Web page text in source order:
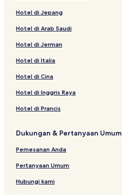
Hotel di Jepang
Hotel di Arab Saudi
Hotel di Jerman
Hotel di Italia
Hotel di Cina
Hotel di Inggris Raya
Hotel di Prancis
Dukungan & Pertanyaan Umum
Pemesanan Anda
Pertanyaan Umum
Hubungi kami